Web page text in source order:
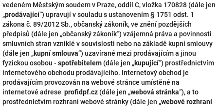
vedeném Městským soudem v Praze, oddíl C, vložka 170828 (dále jen
„prodávající“) upravují v souladu s ustanovením § 1751 odst. 1
zákona č. 89/2012 Sb., občanský zákoník, ve znění pozdějších
předpisů (dále jen „občanský zákoník“) vzájemná práva a povinnosti
smluvních stran vzniklé v souvislosti nebo na základě kupní smlouvy
(dále jen „kupní smlouva“) uzavírané mezi prodávajícím a jinou
fyzickou osobou - spotřebitelem (dále jen „kupující“) prostřednictvím
internetového obchodu prodávajícího. Internetový obchod je
prodávajícím provozován na webové stránce umístěné na
internetové adrese profidpf.cz (dále jen „webová stránka“), a to
prostřednictvím rozhraní webové stránky (dále jen „webové rozhraní